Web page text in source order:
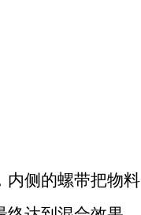
内侧的螺带把物料